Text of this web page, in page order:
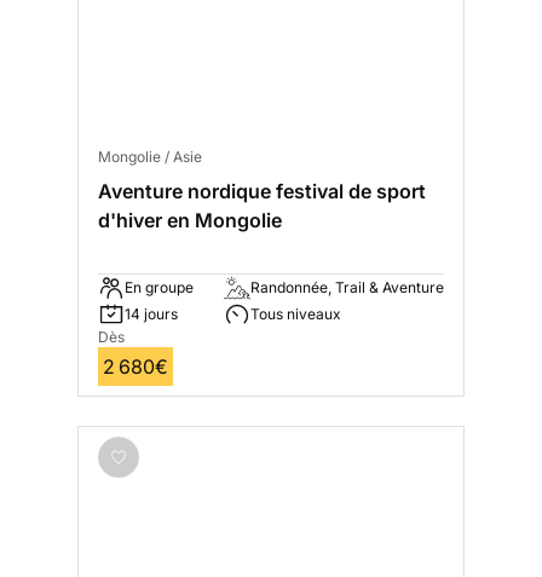
Mongolie / Asie
Aventure nordique festival de sport
d'hiver en Mongolie
En groupe
14 jours
Randonnée, Trail & Aventure
Tous niveaux
Dès
2 680€